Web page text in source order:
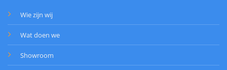
Wie zijn wij
Wat doen we
Showroom